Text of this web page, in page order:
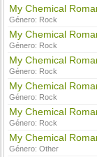
My Chemical
Género: Rock
My Chemical
Género: Rock
My Chemical
Género: Rock
My Chemical
Género: Rock
My Chemical
Género: Rock
My Chemical
Género:Other